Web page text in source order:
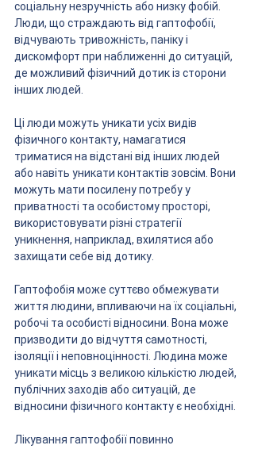
соціальну незручність або низку фобій.
Люди, що страждають від гаптофобії,
відчувають тривожність, паніку і
дискомфорт при наближенні до ситуацій,
де можливий фізичний дотик із сторони
інших людей.
Ці люди можуть уникати усіх видів
фізичного контакту, намагатися
триматися на відстані від інших людей
або навіть уникати контактів зовсім. Вони
можуть мати посилену потребу у
приватності та особистому просторі,
використовувати різні стратегії
уникнення, наприклад, вхилятися або
захищати себе від дотику.
Гаптофобія може суттєво обмежувати
життя людини, впливаючи на їх соціальні,
робочі та особисті відносини. Вона може
призводити до відчуття самотності,
ізоляції і неповноцінності. Людина може
уникати місць з великою кількістю людей,
публічних заходів або ситуацій, де
відносини фізичного контакту є необхідні.
Лікування гаптофобії повинно